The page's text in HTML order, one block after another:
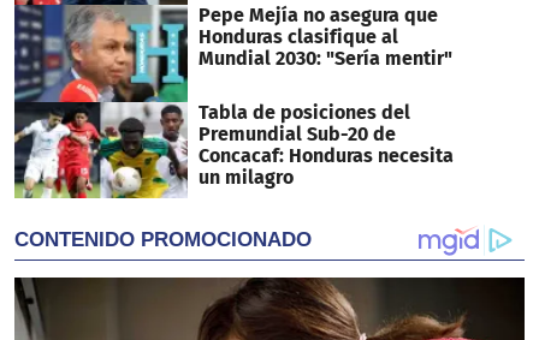
Pepe Mejía no asegura que
Honduras clasifique al
Mundial 2030: "Sería mentir"
Tabla de posiciones del
Premundial Sub-20 de
Concacaf: Honduras necesita
un milagro